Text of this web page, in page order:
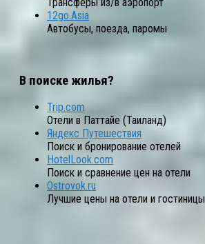
12go.Asia
Автобусы, поезда, паромы
В поиске жилья?
Trip.com
Отели в Паттайе (Таиланд)
Яндекс Путешествия
Поиск и бронирование отелей
HotelLook.com
Поиск и сравнение цен на отели
Ostrovok.ru
Лучшие цены на отели и гостиницы